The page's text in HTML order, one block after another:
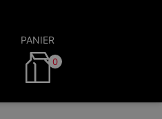
PANIER
0